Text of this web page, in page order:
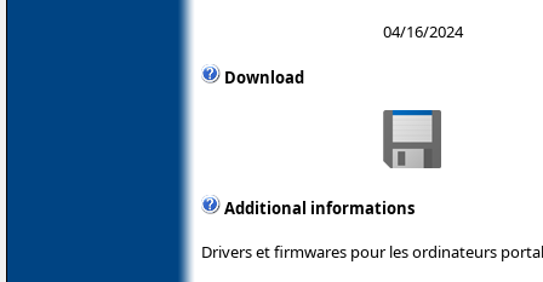
04/16/2024
Download
Additional informations
Drivers et firmwares pour les ordinateurs